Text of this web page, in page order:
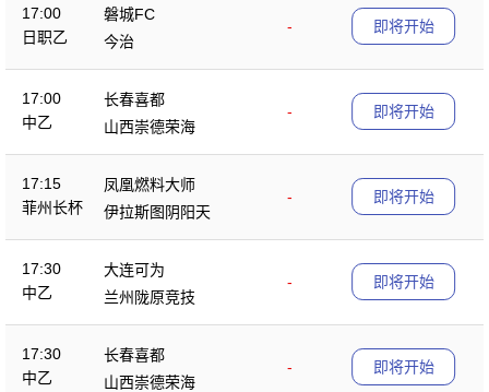
17:00
日职乙
磐城FC
-
今治
即将开始
17:00
中乙
长春喜都
-
山西崇德荣海
即将开始
17:15
菲州长杯
凤凰燃料大师
-
伊拉斯图阴阳天
即将开始
17:30
中乙
大连可为
-
兰州陇原竞技
即将开始
17:30
中乙
长春喜都
-
山西崇德荣海
即将开始